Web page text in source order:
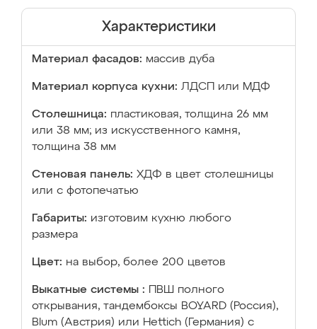
Характеристики
Материал фасадов: массив дуба
Материал корпуса кухни: ЛДСП или МДФ
Столешница: пластиковая, толщина 26 мм
или 38 мм; из искусственного камня,
толщина 38 мм
Стеновая панель: ХДФ в цвет столешницы
или с фотопечатью
Габариты: изготовим кухню любого
размера
Цвет: на выбор, более 200 цветов
Выкатные системы :
ПВШ полного
открывания, тандембоксы BOYARD (Россия),
Blum (Австрия) или Hettich (Германия) с